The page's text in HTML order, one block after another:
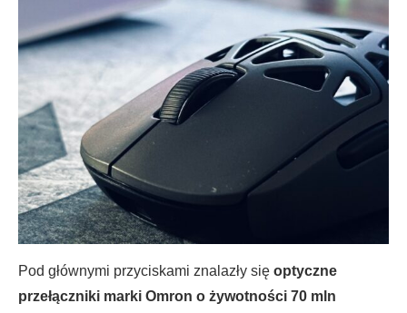
Pod głównymi przyciskami znalazły się optyczne
przełączniki marki Omron o żywotności 70 mln